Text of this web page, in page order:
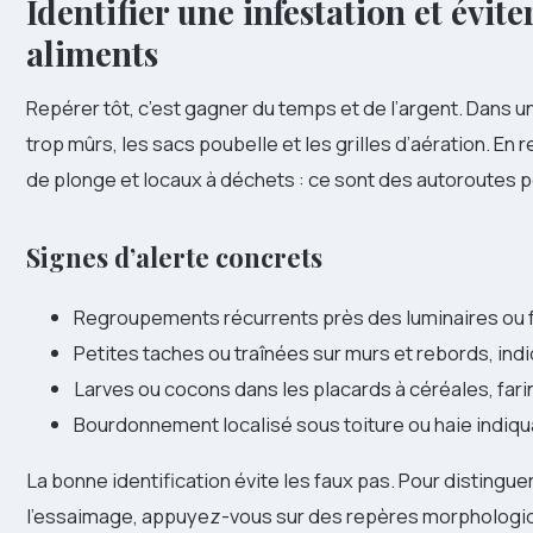
Identifier une infestation et
aliments
Repérer tôt, c’est gagner du temps et de l’argent. Dans
trop mûrs, les sacs poubelle et les grilles d’aération.
de plonge et locaux à déchets : ce sont des autoroutes
Signes d’alerte concrets
Regroupements récurrents près des luminaires
Petites taches ou traînées sur murs et rebords,
Larves ou cocons dans les placards à céréales,
Bourdonnement localisé sous toiture ou haie
La bonne identification évite les faux pas. Pour
l’essaimage, appuyez-vous sur des repères